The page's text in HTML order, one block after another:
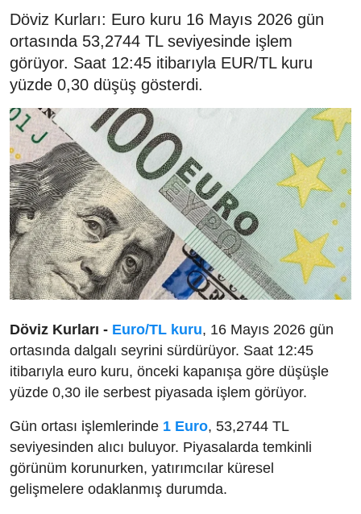
Döviz Kurları: Euro kuru 16 Mayıs 2026 gün
ortasında 53,2744 TL seviyesinde işlem
görüyor. Saat 12:45 itibarıyla EUR/TL kuru
yüzde 0,30 düşüş gösterdi.
Döviz Kurları - Euro/TL kuru, 16 Mayıs 2026 gün
ortasında dalgalı seyrini sürdürüyor. Saat 12:45
itibarıyla euro kuru, önceki kapanışa göre düşüşle
yüzde 0,30 ile serbest piyasada işlem görüyor.
Gün ortası işlemlerinde 1 Euro, 53,2744 TL
seviyesinden alıcı buluyor. Piyasalarda temkinli
görünüm korunurken, yatırımcılar küresel
gelişmelere odaklanmış durumda.